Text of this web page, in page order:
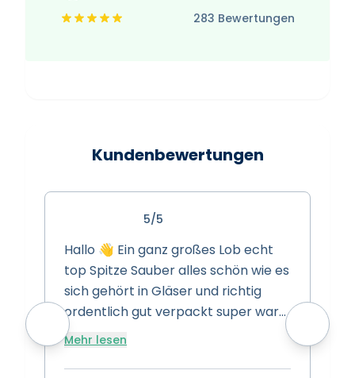
283 Bewertungen
Kundenbewertungen
5/5
Hallo 👋 Ein ganz großes Lob echt
top Spitze Sauber alles schön wie es
sich gehört in Gläser und richtig
ordentlich gut verpackt super ware
super Preise super Leistung Spitze
Bewertung 15/10 👍👍👍
Mehr lesen